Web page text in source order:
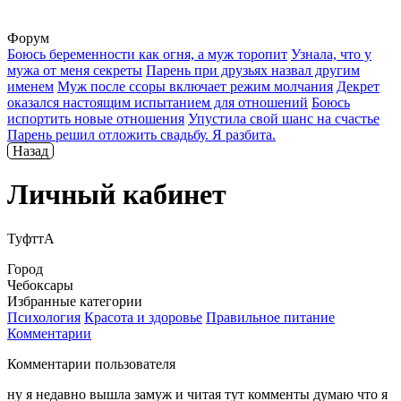
Форум
Боюсь беременности как огня, а муж торопит Узнала, что у
мужа от меня секреты Парень при друзьях назвал другим
именем Муж после ссоры включает режим молчания Декрет
оказался настоящим испытанием для отношений Боюсь
испортить новые отношения Упустила свой шанс на счастье
Парень решил отложить свадьбу. Я разбита.
Назад
Личный кабинет
ТуфттА
Город
Чебоксары
Избранные категории
Психология Красота и здоровье Правильное питание
Комментарии
Комментарии пользователя
ну я недавно вышла замуж и читая тут комменты думаю что я